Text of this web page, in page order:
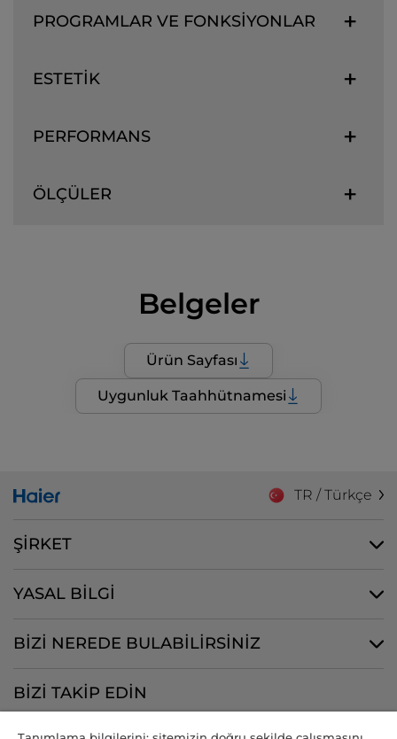
PROGRAMLAR VE FONKSİYONLAR
ESTETİK
PERFORMANS
ÖLÇÜLER
Belgeler
Ürün Sayfası
Uygunluk Taahhütnamesi
TR / Türkçe
ŞİRKET
YASAL BİLGİ
BİZİ NEREDE BULABİLİRSİNİZ
BİZİ TAKİP EDİN